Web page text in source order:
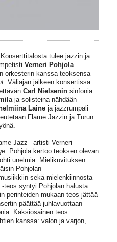
tulee jazzin ja
Verneri Pohjola
orkesterin kanssa teoksensa
. Väliajan jälkeen konsertissa
Carl Nielseninsinfonia
ja solisteina nähdään
Laineja jazzrumpali
Flame Jazzin ja Turun
Jazz –artisti Verneri
. Pohjola kertoo teoksen olevan
unelmia. Mielikuvituksen
Pohjolan
sekä mielenkiinnosta
-teos syntyi Pohjolan halusta
perinteiden mukaan teos jättää
päättää juhlavuottaan
Kaksiosainen teos
kanssa: valon ja varjon,